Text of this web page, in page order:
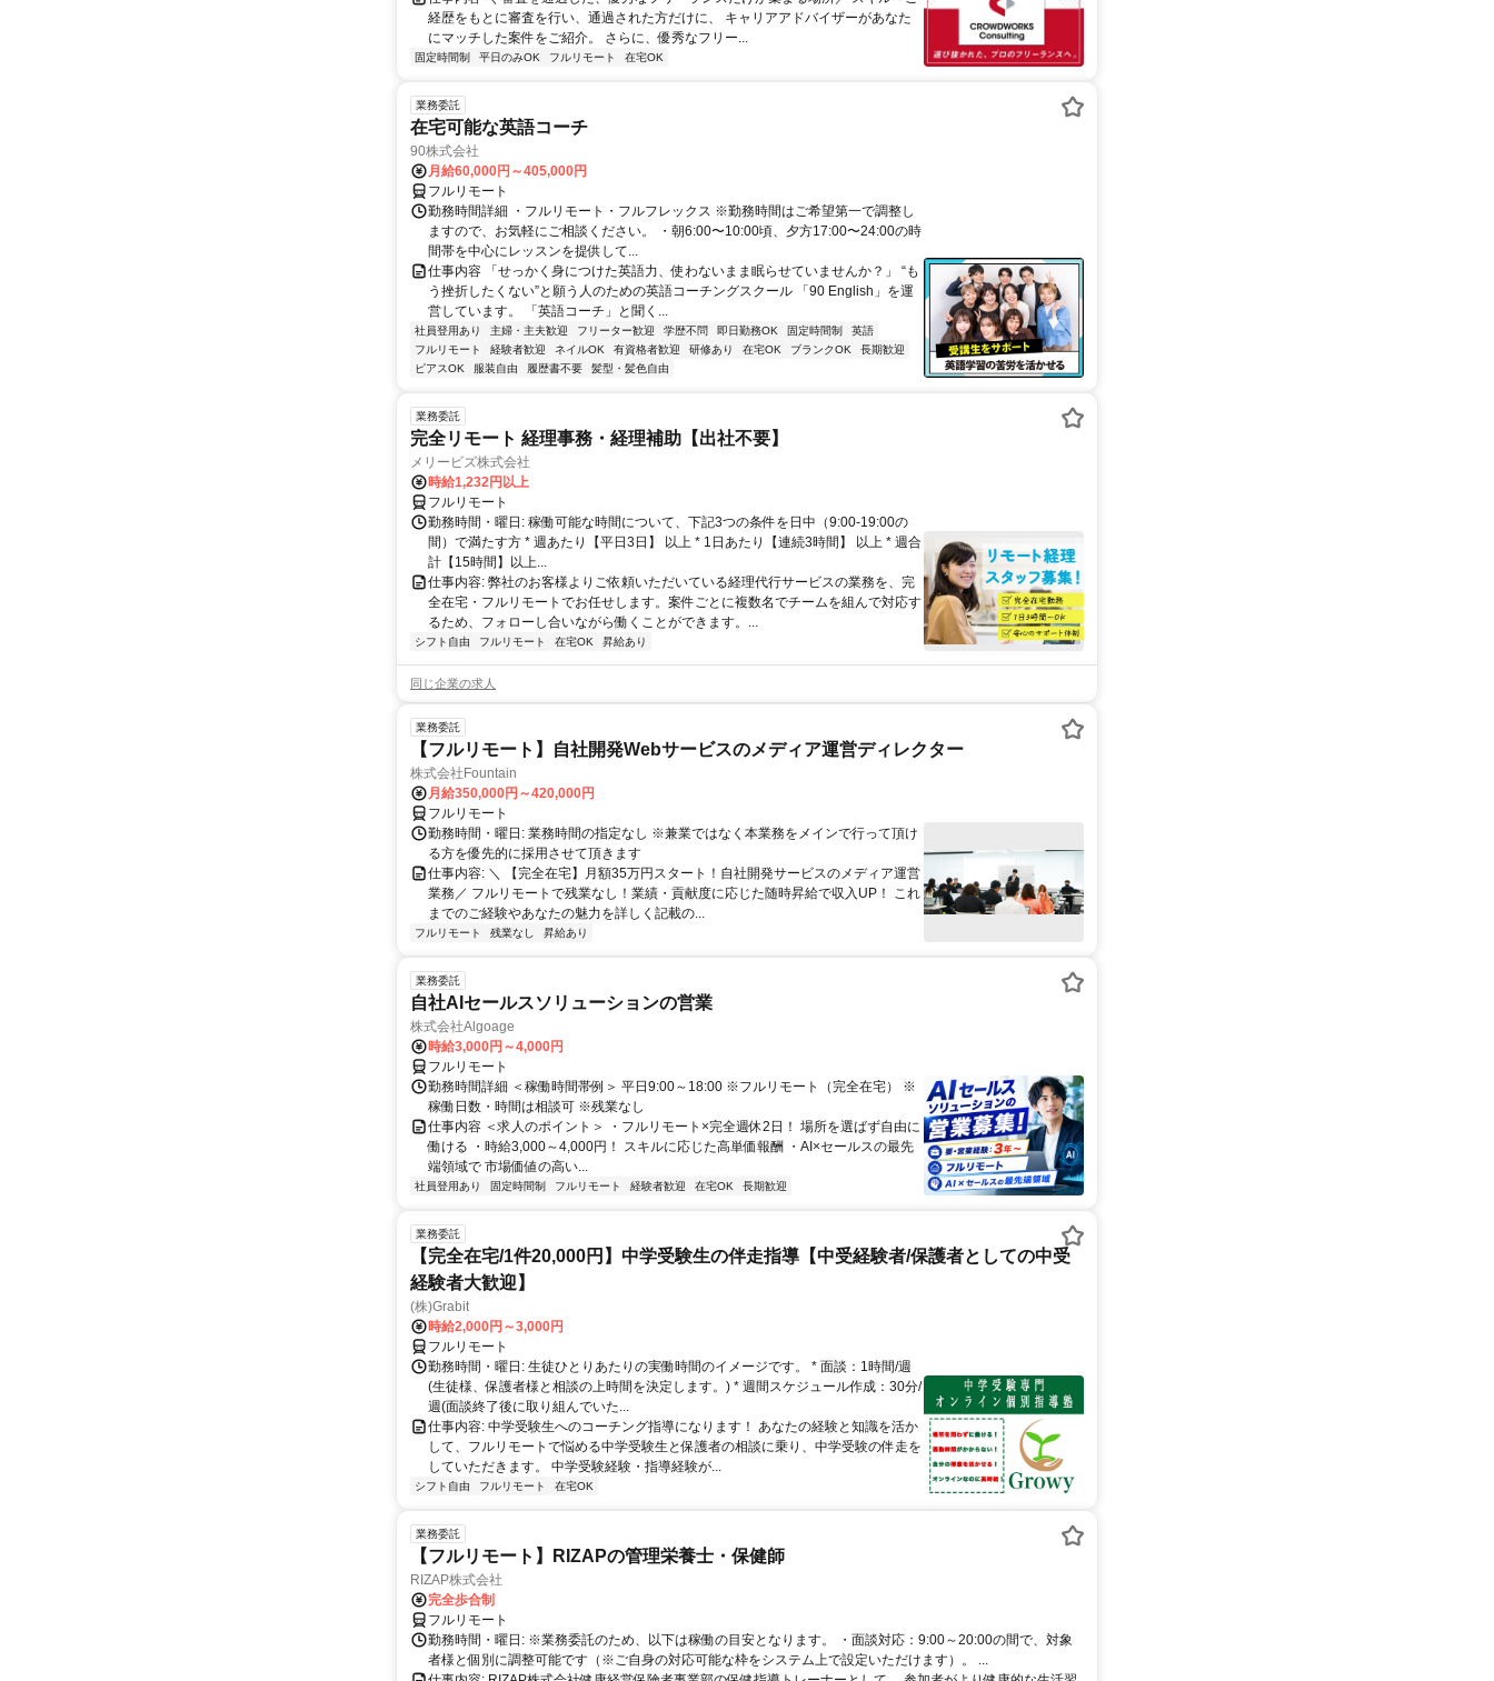
経歴をもとに審査を行い、通過された方だけに、 キャリアアドバイザーがあなた
にマッチした案件をご紹介。 さらに、優秀なフリー...
固定時間制 平日のみOK フルリモート 在宅OK
業務委託
在宅可能な英語コーチ
90株式会社
月給60,000円～405,000円
フルリモート
勤務時間詳細 ・フルリモート・フルフレックス ※勤務時間はご希望第一で調整し
ますので、お気軽にご相談ください。 ・朝6:00〜10:00頃、夕方17:00〜24:00の時
間帯を中心にレッスンを提供して...
仕事内容 「せっかく身につけた英語力、使わないまま眠らせていませんか？」 “も
う挫折したくない”と願う人のための英語コーチングスクール 「90 English」を運
営しています。 「英語コーチ」と聞く...
社員登用あり 主婦・主夫歓迎 フリーター歓迎 学歴不問 即日勤務OK 固定時間制
英語
フルリモート
経験者歓迎 ネイルOK 有資格者歓迎 研修あり 在宅OK ブランクOK
長期歓迎
ピアスOK
服装自由 履歴書不要 髪型・髪色自由
業務委託
完全リモート 経理事務・経理補助【出社不要】
メリービズ株式会社
時給1,232円以上
フルリモート
勤務時間・曜日: 稼働可能な時間について、下記3つの条件を日中（9:00-19:00の
間）で満たす方 * 週あたり【平日3日】 以上 * 1日あたり【連続3時間】 以上 * 週合
計【15時間】以上...
仕事内容: 弊社のお客様よりご依頼いただいている経理代行サービスの業務を、完
全在宅・フルリモートでお任せします。案件ごとに複数名でチームを組んで対応す
るため、フォローし合いながら働くことができます。...
シフト自由 フルリモート 在宅OK 昇給あり
同じ企業の求人
業務委託
【フルリモート】自社開発Webサービスのメディア運営ディレクター
株式会社Fountain
月給350,000円～420,000円
フルリモート
勤務時間・曜日: 業務時間の指定なし ※兼業ではなく本業務をメインで行って頂け
る方を優先的に採用させて頂きます
仕事内容: ＼ 【完全在宅】月額35万円スタート！自社開発サービスのメディア運営
業務／ フルリモートで残業なし！業績・貢献度に応じた随時昇給で収入UP！ これ
までのご経験やあなたの魅力を詳しく記載の...
フルリモート 残業なし 昇給あり
業務委託
自社AIセールスソリューションの営業
株式会社Algoage
時給3,000円～4,000円
フルリモート
勤務時間詳細 ＜稼働時間帯例＞ 平日9:00～18:00 ※フルリモート（完全在宅） ※
稼働日数・時間は相談可 ※残業なし
仕事内容 ＜求人のポイント＞ ・フルリモート×完全週休2日！ 場所を選ばず自由に
働ける ・時給3,000～4,000円！ スキルに応じた高単価報酬 ・AI×セールスの最先
端領域で 市場価値の高い...
社員登用あり 固定時間制 フルリモート 経験者歓迎 在宅OK 長期歓迎
業務委託
【完全在宅/1件20,000円】中学受験生の伴走指導【中受経験者/保護者としての中受
経験者大歓迎】
(株)Grabit
時給2,000円～3,000円
フルリモート
勤務時間・曜日: 生徒ひとりあたりの実働時間のイメージです。 * 面談：1時間/週
(生徒様、保護者様と相談の上時間を決定します。) * 週間スケジュール作成：30分/
週(面談終了後に取り組んでいた...
仕事内容: 中学受験生へのコーチング指導になります！ あなたの経験と知識を活か
して、フルリモートで悩める中学受験生と保護者の相談に乗り、中学受験の伴走を
していただきます。 中学受験経験・指導経験が...
シフト自由 フルリモート 在宅OK
業務委託
【フルリモート】RIZAPの管理栄養士・保健師
RIZAP株式会社
完全歩合制
フルリモート
勤務時間・曜日: ※業務委託のため、以下は稼働の目安となります。 ・面談対応：9:00～20:00の間で、対象
者様と個別に調整可能です（※ご自身の対応可能な枠をシステム上で設定いただけます）。 ...